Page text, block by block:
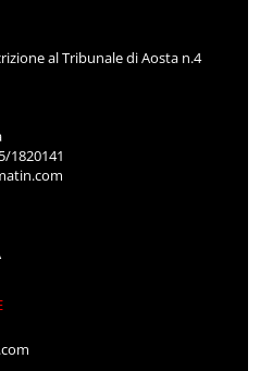
al Tribunale di Aosta n.4
1820141